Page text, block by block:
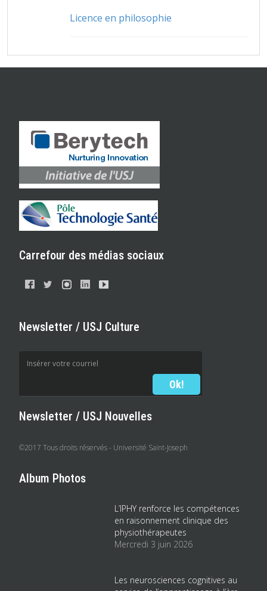
Licence en philosophie
Carrefour des médias sociaux
Newsletter / USJ Culture
Newsletter / USJ Nouvelles
©2017 Tous droits réservés - Université Saint-Joseph
Album Photos
L’IPHY renforce les compétences
en raisonnement clinique des
physiothérapeutes
Mercredi 3 juin 2026
Les neurosciences cognitives au